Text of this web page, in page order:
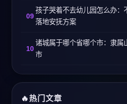
孩子哭着不去幼儿园怎么办：
落地安抚方案
诸城属于哪个省哪个市：隶属
市
热门文章